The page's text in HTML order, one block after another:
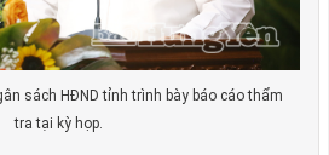
sách HĐND tỉnh trình bày báo cáo thẩm
tra tại kỳ họp.